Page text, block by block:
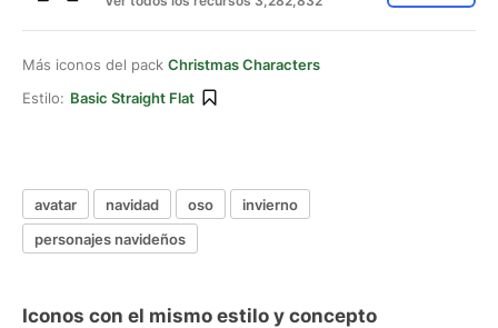
Más iconos del pack Christmas Characters
Estilo: Basic Straight Flat
avatar navidad oso
invierno
personajes navideños
Iconos con el mismo estilo y concepto